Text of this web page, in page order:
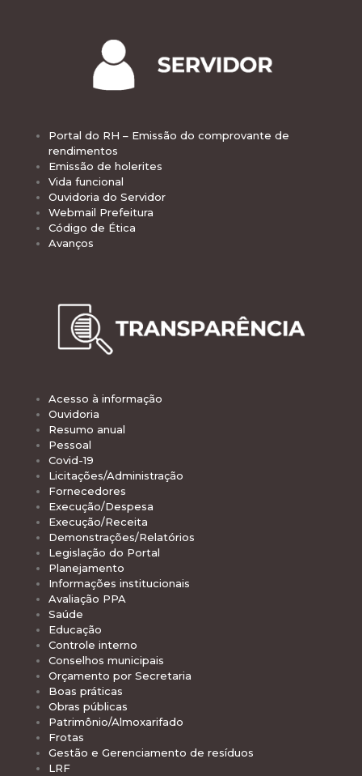
Portal do RH – Emissão do comprovante de
rendimentos
Emissão de holerites
Vida funcional
Ouvidoria do Servidor
Webmail Prefeitura
Código de Ética
Avanços
Acesso à informação
Ouvidoria
Resumo anual
Pessoal
Covid-19
Licitações/Administração
Fornecedores
Execução/Despesa
Execução/Receita
Demonstrações/Relatórios
Legislação do Portal
Planejamento
Informações institucionais
Avaliação PPA
Saúde
Educação
Controle interno
Conselhos municipais
Orçamento por Secretaria
Boas práticas
Obras públicas
Patrimônio/Almoxarifado
Frotas
Gestão e Gerenciamento de resíduos
LRF